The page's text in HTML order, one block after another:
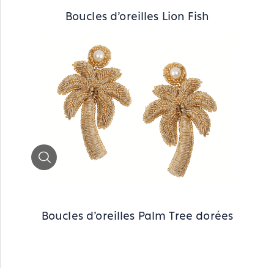
Boucles d'oreilles Lion Fish
Boucles d'oreilles Palm Tree dorées